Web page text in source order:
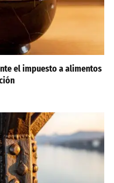
el impuesto a alimentos